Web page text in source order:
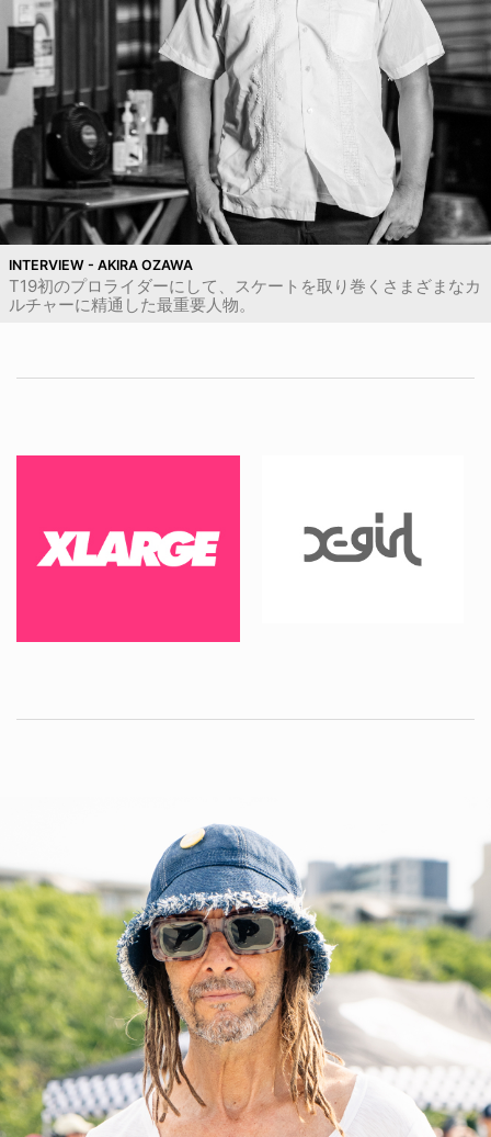
INTERVIEW - AKIRA OZAWA
T19初のプロライダーにして、スケートを取り巻くさまざまなカ
ルチャーに精通した最重要人物。